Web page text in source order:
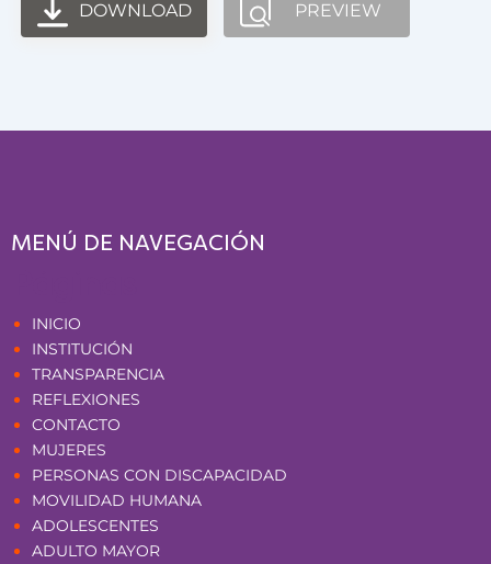
DOWNLOAD PREVIEW
MENÚ DE NAVEGACIÓN
INICIO
INSTITUCIÓN
TRANSPARENCIA
REFLEXIONES
CONTACTO
MUJERES
PERSONAS CON DISCAPACIDAD
MOVILIDAD HUMANA
ADOLESCENTES
ADULTO MAYOR